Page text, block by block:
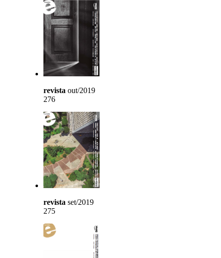
revista out/2019
276
revista set/2019
275